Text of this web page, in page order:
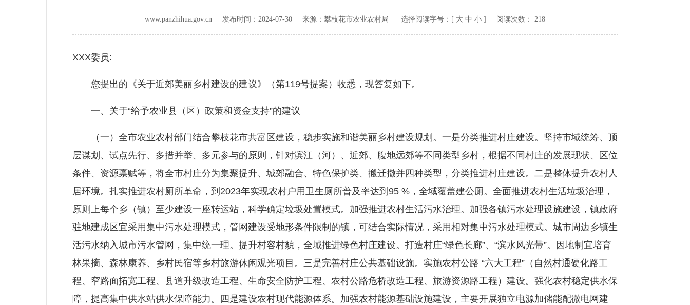
www.panzhihua.gov.cn 发布时间： 2024-07-30 来源： 攀枝花市农业农村局 选择阅读字号：[ 大 中 小 ] 阅读次数： 218
XXX委员:
您提出的《关于近郊美丽乡村建设的建议》（第119号提案）收悉，现答复如下。
一、关于“给予农业县（区）政策和资金支持”的建议
（一）全市农业农村部门结合攀枝花市共富区建设，稳步实施和谐美丽乡村建设规划。一是分类推进村庄建设。坚持市域统筹、顶
层谋划、试点先行、多措并举、多元参与的原则，针对滨江（河）、近郊、腹地远郊等不同类型乡村，根据不同村庄的发展现状、区位
条件、资源禀赋等，将全市村庄分为集聚提升、城郊融合、特色保护类、搬迁撤并四种类型，分类推进村庄建设。二是整体提升农村人
居环境。扎实推进农村厕所革命，到2023年实现农村户用卫生厕所普及率达到95 %，全域覆盖建公厕。全面推进农村生活垃圾治理，
原则上每个乡（镇）至少建设一座转运站，科学确定垃圾处置模式。加强推进农村生活污水治理。加强各镇污水处理设施建设，镇政府
驻地建成区宜采用集中污水处理模式，管网建设受地形条件限制的镇，可结合实际情况，采用相对集中污水处理模式。城市周边乡镇生
活污水纳入城市污水管网，集中统一理。提升村容村貌，全域推进绿色村庄建设。打造村庄“绿色长廊”、“滨水风光带”。因地制宜培育
林果摘、森林康养、乡村民宿等乡村旅游休闲观光项目。三是完善村庄公共基础设施。实施农村公路 “六大工程”（自然村通硬化路工
程、窄路面拓宽工程、县道升级改造工程、生命安全防护工程、农村公路危桥改造工程、旅游资源路工程）建设。强化农村稳定供水保
障，提高集中供水站供水保障能力。四是建设农村现代能源体系。加强农村能源基础设施建设，主要开展独立电源加储能配微电网建